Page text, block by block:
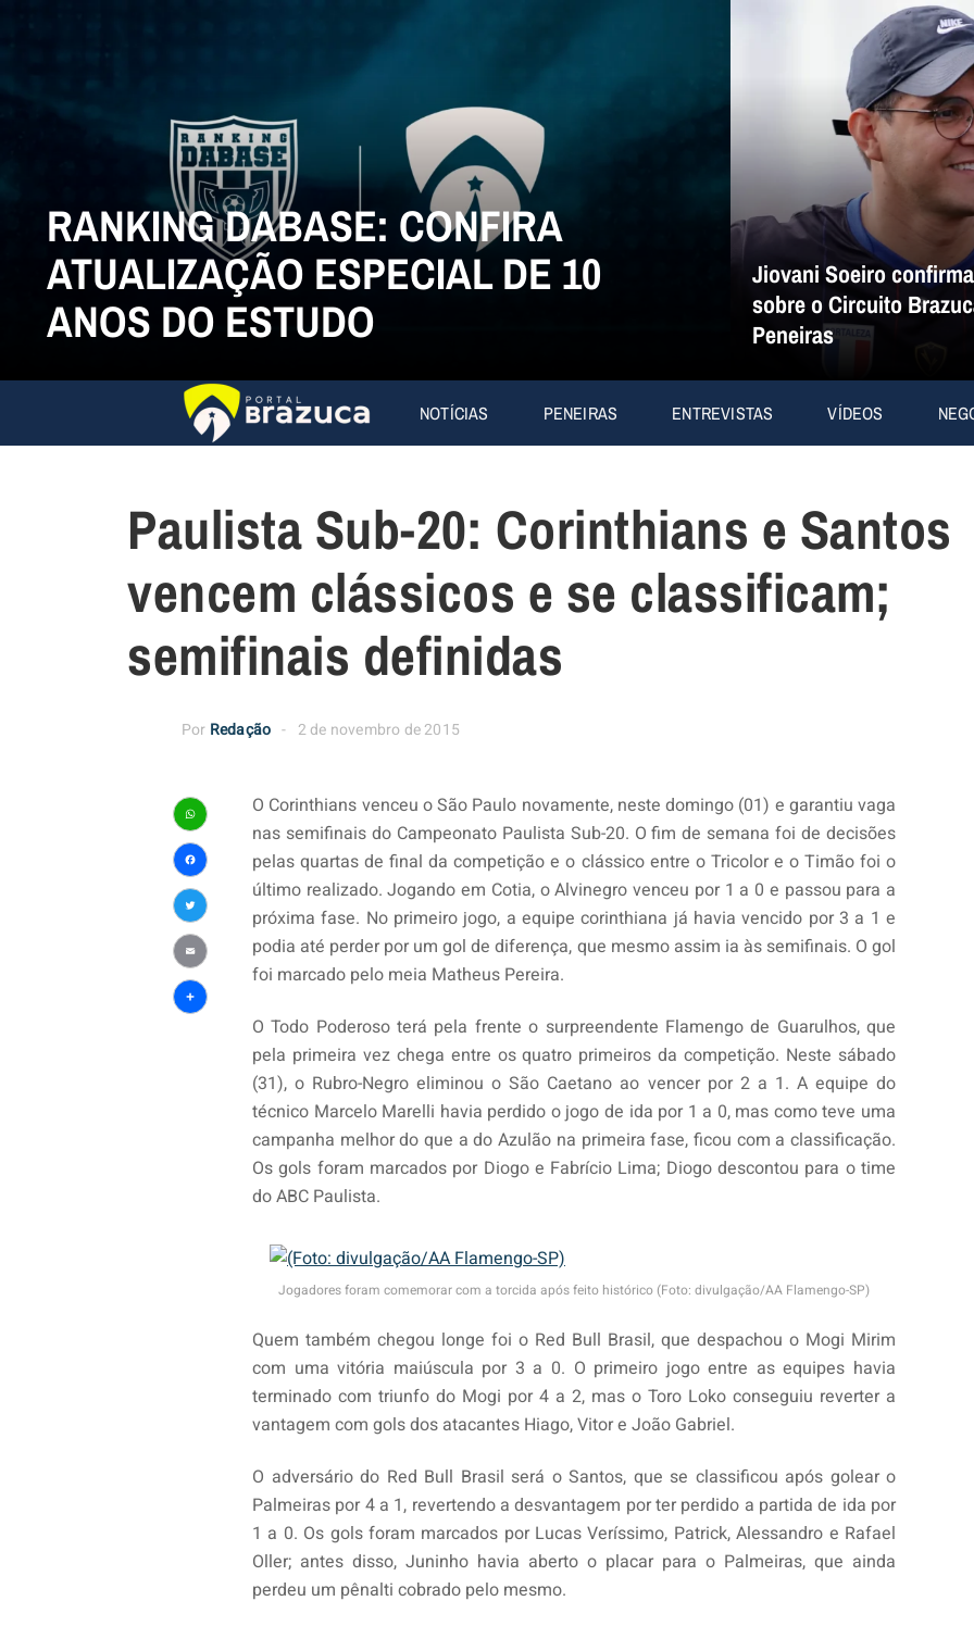
RANKING DABASE: CONFIRA
ATUALIZAÇÃO ESPECIAL DE 10
ANOS DO ESTUDO
Jiovani Soeiro
sobre o Circuito
Peneiras
NOTÍCIAS PENEIRAS ENTREVISTAS VÍDEOS
Paulista Sub-20: Corinthians e Santos
vencem clássicos e se classificam;
semifinais definidas
Por Redação 2 de novembro de 2015
WhatsApp
Facebook
Twitter
Email
Share
O Corinthians venceu o São Paulo novamente, neste domingo (01) e garantiu vaga
nas semifinais do Campeonato Paulista Sub-20. O fim de semana foi de decisões
pelas quartas de final da competição e o clássico entre o Tricolor e o Timão foi o
último realizado. Jogando em Cotia, o Alvinegro venceu por 1 a 0 e passou para a
próxima fase. No primeiro jogo, a equipe corinthiana já havia vencido por 3 a 1 e
podia até perder por um gol de diferença, que mesmo assim ia às semifinais. O gol
foi marcado pelo meia Matheus Pereira.
O Todo Poderoso terá pela frente o surpreendente Flamengo de Guarulhos, que
pela primeira vez chega entre os quatro primeiros da competição. Neste sábado
(31), o Rubro-Negro eliminou o São Caetano ao vencer por 2 a 1. A equipe do
técnico Marcelo Marelli havia perdido o jogo de ida por 1 a 0, mas como teve uma
campanha melhor do que a do Azulão na primeira fase, ficou com a classificação.
Os gols foram marcados por Diogo e Fabrício Lima; Diogo descontou para o time
do ABC Paulista.
Jogadores foram comemorar com a torcida após feito histórico (Foto: divulgação/AA Flamengo-SP)
Quem também chegou longe foi o Red Bull Brasil, que despachou o Mogi Mirim
com uma vitória maiúscula por 3 a 0. O primeiro jogo entre as equipes havia
terminado com triunfo do Mogi por 4 a 2, mas o Toro Loko conseguiu reverter a
vantagem com gols dos atacantes Hiago, Vitor e João Gabriel.
O adversário do Red Bull Brasil será o Santos, que se classificou após golear o
Palmeiras por 4 a 1, revertendo a desvantagem por ter perdido a partida de ida por
1 a 0. Os gols foram marcados por Lucas Veríssimo, Patrick, Alessandro e Rafael
Oller; antes disso, Juninho havia aberto o placar para o Palmeiras, que ainda
perdeu um pênalti cobrado pelo mesmo.